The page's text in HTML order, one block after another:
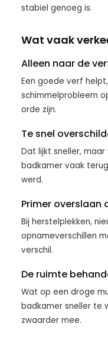
stabiel genoeg is.
Wat vaak
Alleen naar de
Een goede verf
schimmelprobleem
orde zijn.
Te snel
Dat lijkt sneller,
badkamer vaak
werd.
Primer overslaan
Bij herstelplekken,
opnameverschillen
verschil.
De ruimte
Wat op een droge
badkamer sneller te
zwaarder mee.